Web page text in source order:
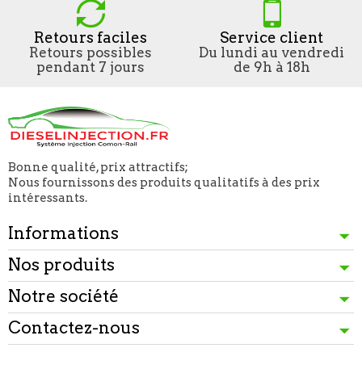
Retours faciles
Retours possibles
pendant 7 jours
Service client
Du lundi au vendredi
de 9h à 18h
Bonne qualité, prix attractifs;
Nous fournissons des produits qualitatifs à des prix
intéressants.
Informations
Nos produits
Notre société
Contactez-nous